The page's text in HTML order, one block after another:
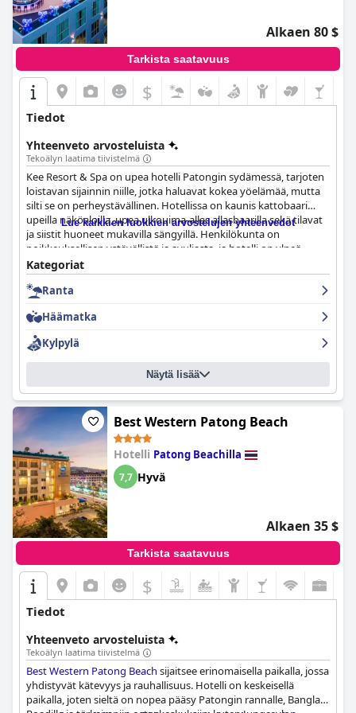
Alkaen 80 $
Tarkista saatavuus
$
Tiedot
Yhteenveto arvosteluista
Tekoälyn laatima tiivistelmä
Kee Resort & Spa on upea hotelli Patongin sydämessä, tarjoten
loistavan sijainnin niille, jotka haluavat kokea yöelämää, mutta
silti se on perheystävällinen. Hotellissa on kaunis kattobaari
upeilla näköaloilla, upea ulkouima-allas allasbaarilla sekä tilavat
ja siistit huoneet mukavilla sängyillä. Henkilökunta on
poikkeuksellisen ystävällistä ja avuliasta, ja hotelli on ylpeä
siisteydestään. Vaikka aamiainen saa vaihtelevia arvosteluja,
hotellin sijainti, siisteys ja palvelut saavat myönteisiä mainintoja
useissa arvosteluissa. Hotelli sijaitsee kätevästi kaiken keskellä,
hälinästä. Kaiken kaikkiaan Kee Resort & Spa tarjoaa
poikkeukselliset palvelut ja loistavan vastineen rahalle sekä
erinomaisen paikan yöpyä Patongissa.
Lue kaikkien luokkien arvostelujen yhteenvedot
Kategoriat
Ranta
Häämatka
Kylpylä
Näytä lisää
Best Western Patong Beach
Hotelli Patong Beachilla
7,7 Hyvä
Alkaen 35 $
Tarkista saatavuus
$
Tiedot
Yhteenveto arvosteluista
Tekoälyn laatima tiivistelmä
Best Western Patong Beach sijaitsee erinomaisella paikalla, jossa
yhdistyvät kätevyys ja rauhallisuus. Hotelli on keskeisellä
paikalla, joten sieltä on nopea pääsy Patongin rannalle, Bangla